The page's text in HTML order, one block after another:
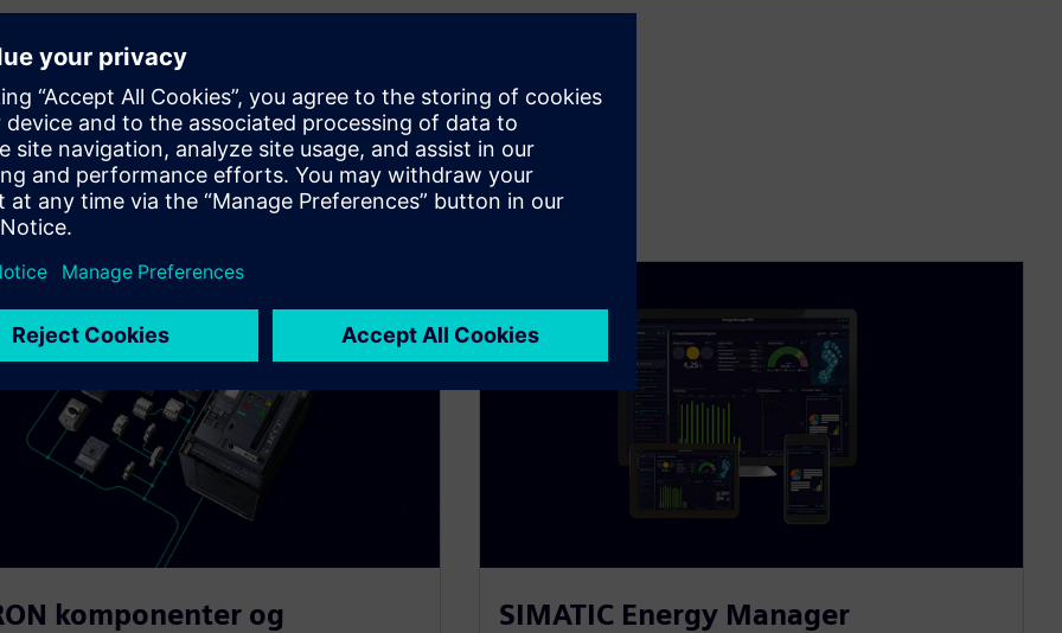
bevegelseskontroll: utforsk teknologiene våre for
komponenter og
SIMATIC Energy Manager